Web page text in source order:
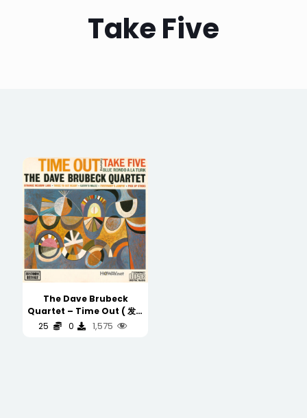
Take Five
The Dave Brubeck
Quartet – Time Out ( 发烧
版本 HISTORIC REISSUE
25 0 1,575